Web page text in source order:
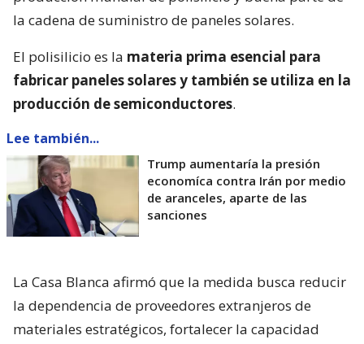
la cadena de suministro de paneles solares.
El polisilicio es la materia prima esencial para
fabricar paneles solares y también se utiliza en la
producción de semiconductores.
Lee también...
Trump aumentaría la presión
economíca contra Irán por medio
de aranceles, aparte de las
sanciones
La Casa Blanca afirmó que la medida busca reducir
la dependencia de proveedores extranjeros de
materiales estratégicos, fortalecer la capacidad